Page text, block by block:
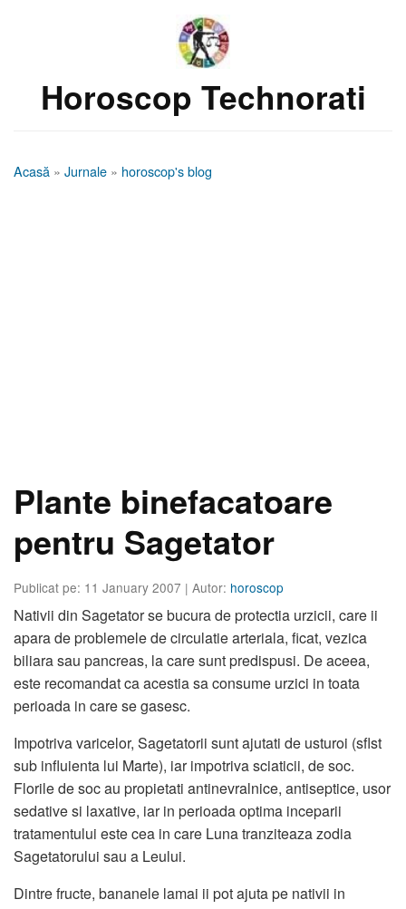
Horoscop Technorati
Acasă » Jurnale » horoscop's blog
Plante binefacatoare
pentru Sagetator
Publicat pe: 11 January 2007 | Autor: horoscop
Nativii din Sagetator se bucura de protectia urzicii, care ii
apara de problemele de circulatie arteriala, ficat, vezica
biliara sau pancreas, la care sunt predispusi. De aceea,
este recomandat ca acestia sa consume urzici in toata
perioada in care se gasesc.
Impotriva varicelor, Sagetatorii sunt ajutati de usturoi (sflst
sub influienta lui Marte), iar impotriva sciaticii, de soc.
Florile de soc au propietati antinevralnice, antiseptice, usor
sedative si laxative, iar in perioada optima inceparii
tratamentului este cea in care Luna tranziteaza zodia
Sagetatorului sau a Leului.
Dintre fructe, bananele lamai ii pot ajuta pe nativii in